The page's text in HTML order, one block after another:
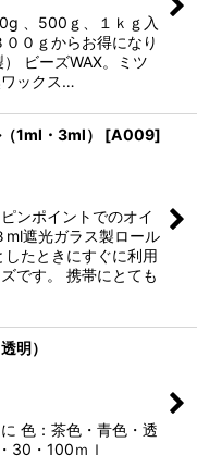
、500ｇ、１ｋｇ入
０ｇからお得になり
ビーズWAX。ミツ
ックス…
1ml・3ml） [A009]
ンポイントでのオイ
ml遮光ガラス製ロール
たときにすぐに利用
です。 携帯にとても
明）
色：茶色・青色・透
30・100ｍｌ